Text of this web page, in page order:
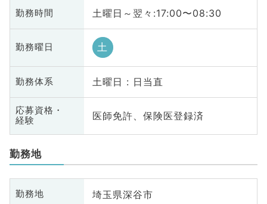
勤務時間 土曜日～翌々:17:00〜08:30
勤務曜日 土
勤務体系 土曜日 : 日当直
応募資格・
経験
医師免許、保険医登録済
勤務地
勤務地 埼玉県深谷市